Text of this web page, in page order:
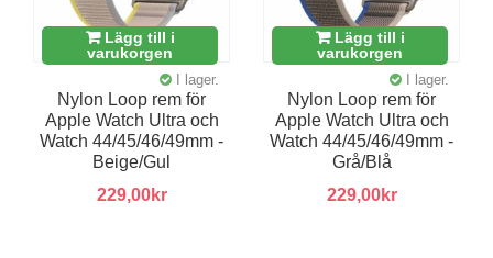
Lägg till i
varukorgen
I lager.
Nylon Loop rem för
Apple Watch Ultra och
Watch 44/45/46/49mm -
Beige/Gul
229,00kr
Lägg till i
varukorgen
I lager.
Nylon Loop rem för
Apple Watch Ultra och
Watch 44/45/46/49mm -
Grå/Blå
229,00kr